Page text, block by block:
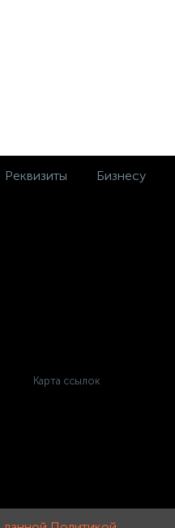
Реквизиты Бизнесу
Карта ссылок